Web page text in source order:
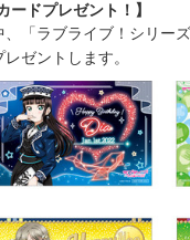
ードプレゼント！】
、「ラブライブ！シリー
ゼントします。